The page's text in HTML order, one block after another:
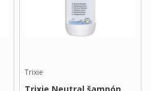
Trixie